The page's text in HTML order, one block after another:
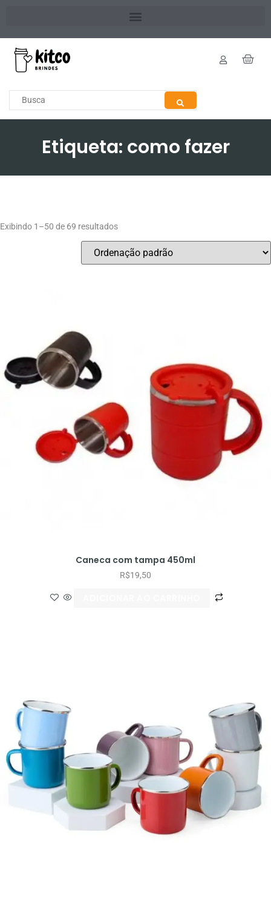
Etiqueta: como fazer
Exibindo 1–50 de 69 resultados
Caneca com tampa 450ml
R$19,50